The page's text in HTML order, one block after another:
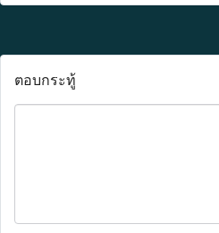
ตอบกระทู้